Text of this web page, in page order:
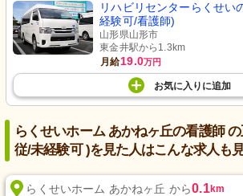
リハビリセンターらくせい
経験可/看護師)
山形県山形市
東金井駅から1.3km
月給19.0万円
お気に入り に追加
らくせいホーム あかねヶ丘の看護師
従/未経験可 )を見た人はこんな求人も
らくせいホーム あかねヶ丘 から0.1km